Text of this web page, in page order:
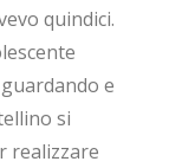
quindici.
e
si
realizzare